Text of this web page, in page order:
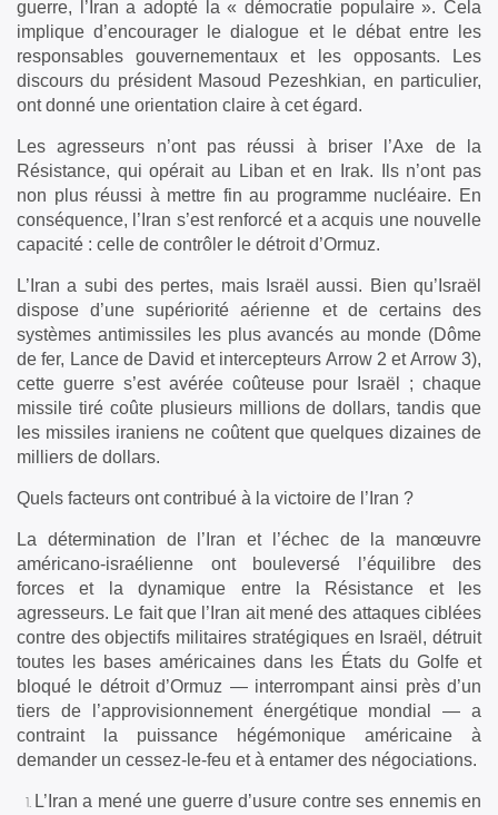
guerre, l’Iran a adopté la « démocratie populaire ». Cela
implique d’encourager le dialogue et le débat entre les
responsables gouvernementaux et les opposants. Les
discours du président Masoud Pezeshkian, en particulier,
ont donné une orientation claire à cet égard.
Les agresseurs n’ont pas réussi à briser l’Axe de la
Résistance, qui opérait au Liban et en Irak. Ils n’ont pas
non plus réussi à mettre fin au programme nucléaire. En
conséquence, l’Iran s’est renforcé et a acquis une nouvelle
capacité : celle de contrôler le détroit d’Ormuz.
L’Iran a subi des pertes, mais Israël aussi. Bien qu’Israël
dispose d’une supériorité aérienne et de certains des
systèmes antimissiles les plus avancés au monde (Dôme
de fer, Lance de David et intercepteurs Arrow 2 et Arrow 3),
cette guerre s’est avérée coûteuse pour Israël ; chaque
missile tiré coûte plusieurs millions de dollars, tandis que
les missiles iraniens ne coûtent que quelques dizaines de
milliers de dollars.
Quels facteurs ont contribué à la victoire de l’Iran ?
La détermination de l’Iran et l’échec de la manœuvre
américano-israélienne ont bouleversé l’équilibre des
forces et la dynamique entre la Résistance et les
agresseurs. Le fait que l’Iran ait mené des attaques ciblées
contre des objectifs militaires stratégiques en Israël, détruit
toutes les bases américaines dans les États du Golfe et
bloqué le détroit d’Ormuz — interrompant ainsi près d’un
tiers de l’approvisionnement énergétique mondial — a
contraint la puissance hégémonique américaine à
demander un cessez-le-feu et à entamer des négociations.
L’Iran a mené une guerre d’usure contre ses ennemis en